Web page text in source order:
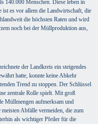
140.000 Menschen. Diese leben in
ist es vor allem die Landwirtschaft, die
die höchsten Raten und wird
noch bei der Müllproduktion aus,
der Landkreis ein steigendes
hatte, konnte keine Abkehr
Trend zu stoppen. Der Schlüssel
zentrale Rolle spielt. Mit groß
Müllmengen aufmerksam und
Abfälle vermeiden, die zum
als wichtiger Pfeiler für die